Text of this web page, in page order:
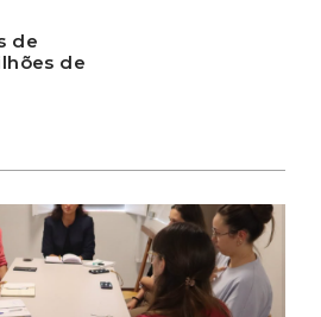
de
de